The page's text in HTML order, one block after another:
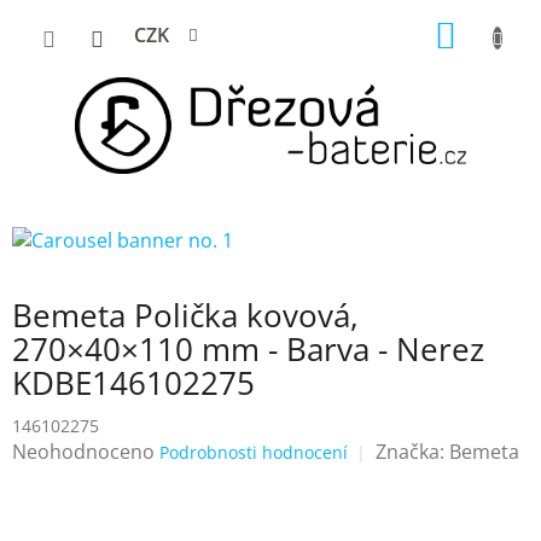
CZK
Bemeta Polička kovová,
270×40×110 mm - Barva - Nerez
KDBE146102275
146102275
Průměrné
Neohodnoceno Podrobnosti hodnocení Značka: Bemeta